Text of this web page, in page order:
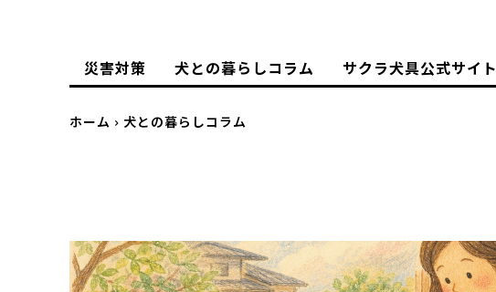
災害対策 犬との暮らしコラム サクラ犬具公式サイト
ホーム 犬との暮らしコラム